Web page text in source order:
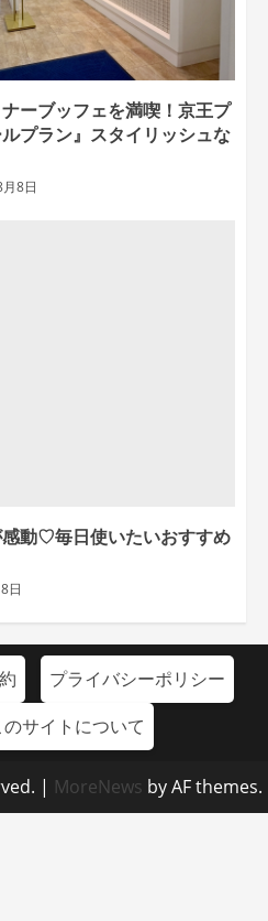
ーブッフェを満喫！京王プ
プラン』スタイリッシュな
8日
動♡毎日使いたいおすすめ
日
プライバシーポリシー
のサイトについて
| MoreNews by AF themes.